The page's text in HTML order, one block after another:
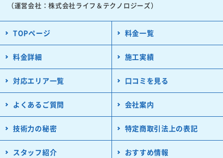
（運営会社：株式会社ライフ＆テクノロジーズ）
TOPページ 料金一覧
料金詳細 施工実績
対応エリア一覧 口コミを見る
よくあるご質問 会社案内
技術力の秘密 特定商取引法上の表記
スタッフ紹介 おすすめ情報